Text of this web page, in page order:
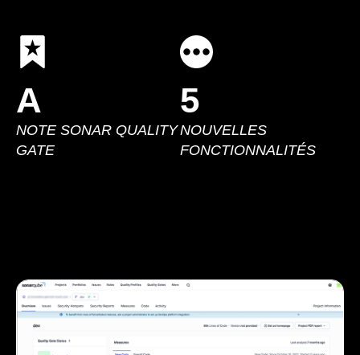
A
NOTE SONAR QUALITY
GATE
5
NOUVELLES
FONCTIONNALITÉS